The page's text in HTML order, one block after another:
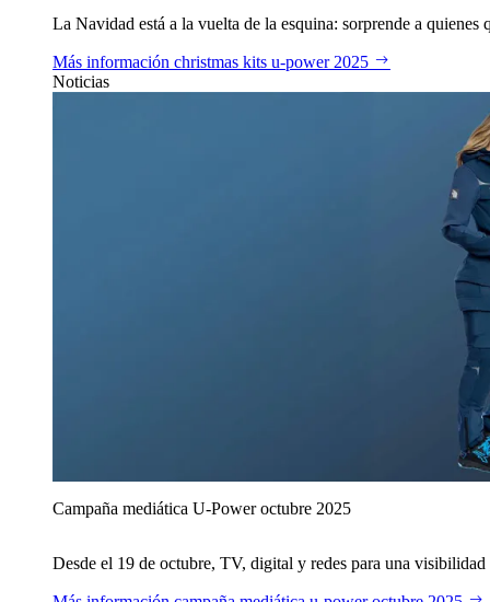
La Navidad está a la vuelta de la esquina: sorprende a
Más información christmas kits u‑power 2025
Noticias
Campaña mediática U‑Power octubre 2025
Desde el 19 de octubre, TV, digital y redes para una